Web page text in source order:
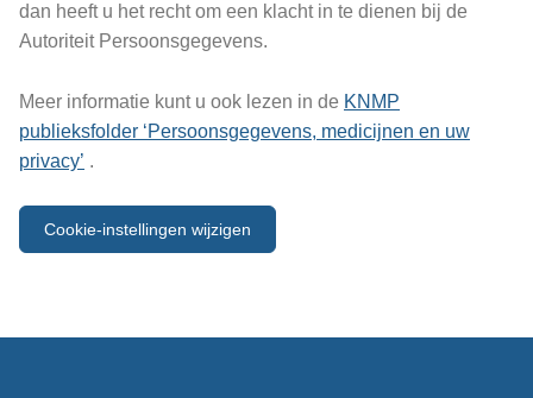
dan heeft u het recht om een klacht in te dienen bij de
Autoriteit Persoonsgegevens.
Meer informatie kunt u ook lezen in de KNMP
publieksfolder ‘Persoonsgegevens, medicijnen en uw
privacy’ .
Cookie-instellingen wijzigen